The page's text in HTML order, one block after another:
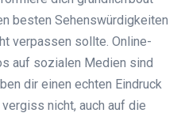
besten Sehenswürdigkeiten
verpassen sollte. Online-
auf sozialen Medien sind
dir einen echten Eindruck
nicht, auch auf die